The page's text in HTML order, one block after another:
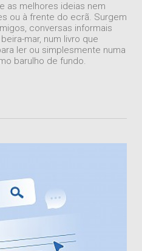
as melhores ideias nem
ou à frente do ecrã. Surgem
conversas informais
mar, num livro que
ler ou simplesmente numa
barulho de fundo.